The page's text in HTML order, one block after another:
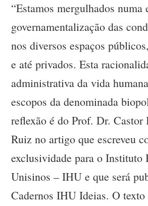
“Estamos mergulhados numa
governamentalização das
nos diversos espaços
e até privados. Esta
administrativa da vida
escopos da denominada
reflexão é do Prof. Dr. Castor
Ruiz no artigo que escreveu
exclusividade para o Instituto
Unisinos – IHU e que será
Cadernos IHU Ideias. O texto